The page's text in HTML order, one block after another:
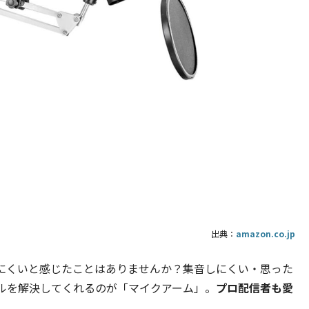
出典： amazon.co.jp
いと感じたことはありませんか？集音しにくい・思った
解決してくれるのが「マイクアーム」。 プロ配信者も愛